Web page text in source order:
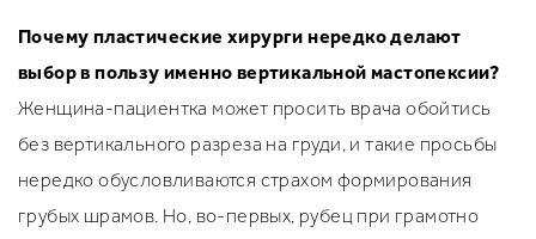
Почему пластические хирурги нередко делают
выбор в пользу именно вертикальной мастопексии?
Женщина-пациентка может просить врача обойтись
без вертикального разреза на груди, и такие просьбы
нередко обусловливаются страхом формирования
грубых шрамов. Но, во-первых, рубец при грамотно